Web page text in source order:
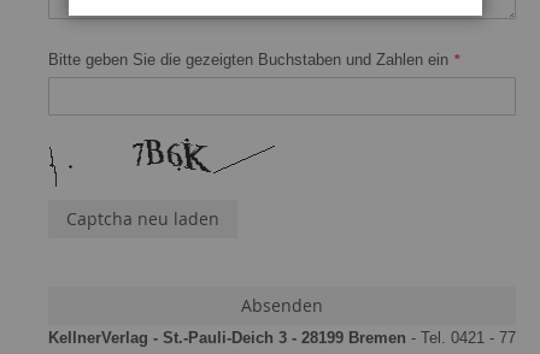
Bitte geben Sie die gezeigten Buchstaben und Zahlen ein
Captcha neu laden
Absenden
KellnerVerlag - St.-Pauli-Deich 3 - 28199 Bremen - Tel. 0421 - 77